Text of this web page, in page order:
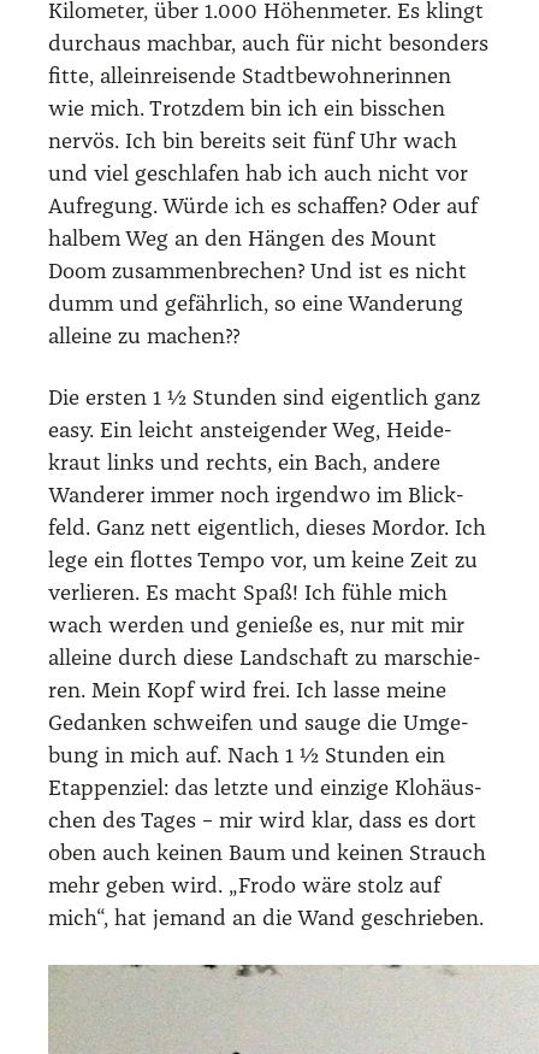
Kilo­me­ter, über 1.000 Höhen­me­ter. Es klingt
durch­aus mach­bar, auch für nicht beson­ders
fit­te, allein­rei­sen­de Stadt­be­woh­ne­rin­nen
wie mich. Trotz­dem bin ich ein biss­chen
ner­vös. Ich bin bereits seit fünf Uhr wach
und viel geschla­fen hab ich auch nicht vor
Auf­re­gung. Wür­de ich es schaf­fen? Oder auf
hal­bem Weg an den Hän­gen des Mount
Doom zusam­men­bre­chen? Und ist es nicht
dumm und gefähr­lich, so eine Wan­de­rung
allei­ne zu machen??
Die ers­ten 1 ½ Stun­den sind eigent­lich ganz
easy. Ein leicht anstei­gen­der Weg, Hei­de­
kraut links und rechts, ein Bach, ande­re
Wan­de­rer immer noch irgend­wo im Blick­
feld. Ganz nett eigent­lich, die­ses Mordor. Ich
lege ein flot­tes Tem­po vor, um kei­ne Zeit zu
ver­lie­ren. Es macht Spaß! Ich füh­le mich
wach wer­den und genie­ße es, nur mit mir
allei­ne durch die­se Land­schaft zu mar­schie­
ren. Mein Kopf wird frei. Ich las­se mei­ne
Gedan­ken schwei­fen und sau­ge die Umge­
bung in mich auf. Nach 1 ½ Stun­den ein
Etap­pen­ziel: das letz­te und ein­zi­ge Klo­häus­
chen des Tages – mir wird klar, dass es dort
oben auch kei­nen Baum und kei­nen Strauch
mehr geben wird. „Fro­do wäre stolz auf
mich“, hat jemand an die Wand geschrie­ben.